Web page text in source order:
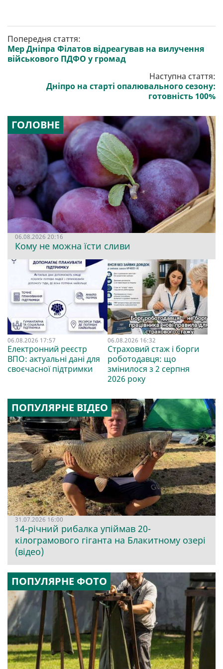
Попередня стаття:
Мер Дніпра Філатов відреагував на вилучення
військового ПДФО у громад
Наступна стаття:
Дніпро на старті опалювального сезону:
готовність 100%
ГОЛОВНЕ
06.08.2026 20:16
Кому не можна їсти сливи
06.08.2026 17:57
Електронний реєстр
ВПО: актуальні дані для
своєчасної підтримки
06.08.2026 16:32
Страховий стаж і борги
роботодавця: що
змінилося з 2 серпня
2026 року
ПОПУЛЯРНЕ ВІДЕО
31.07.2026 16:00
14-річний рибалка упіймав 20-
кілограмового гіганта на Блакитному озері
(відео)
ПОПУЛЯРНЕ ФОТО